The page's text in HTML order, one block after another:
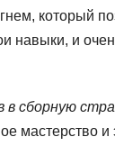
который
навыки, и
в сборную
мастерство